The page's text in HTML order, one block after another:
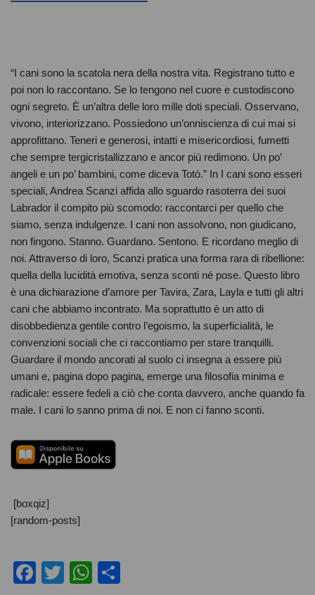
“I cani sono la scatola nera della nostra vita. Registrano tutto e
poi non lo raccontano. Se lo tengono nel cuore e custodiscono
ogni segreto. È un’altra delle loro mille doti speciali. Osservano,
vivono, interiorizzano. Possiedono un’onniscienza di cui mai si
approfittano. Teneri e generosi, intatti e misericordiosi, fumetti
che sempre tergicristallizzano e ancor più redimono. Un po’
angeli e un po’ bambini, come diceva Totò.” In I cani sono esseri
speciali, Andrea Scanzi affida allo sguardo rasoterra dei suoi
Labrador il compito più scomodo: raccontarci per quello che
siamo, senza indulgenze. I cani non assolvono, non giudicano,
non fingono. Stanno. Guardano. Sentono. E ricordano meglio di
noi. Attraverso di loro, Scanzi pratica una forma rara di ribellione:
quella della lucidità emotiva, senza sconti né pose. Questo libro
è una dichiarazione d’amore per Tavira, Zara, Layla e tutti gli altri
cani che abbiamo incontrato. Ma soprattutto è un atto di
disobbedienza gentile contro l’egoismo, la superficialità, le
convenzioni sociali che ci raccontiamo per stare tranquilli.
Guardare il mondo ancorati al suolo ci insegna a essere più
umani e, pagina dopo pagina, emerge una filosofia minima e
radicale: essere fedeli a ciò che conta davvero, anche quando fa
male. I cani lo sanno prima di noi. E non ci fanno sconti.
[boxqiz]
[random-posts]
F
T
W